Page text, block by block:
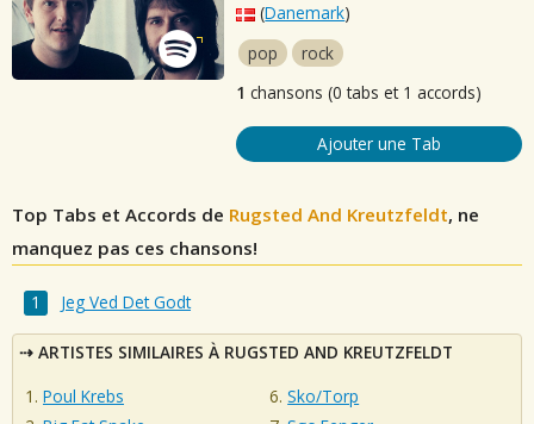
(Danemark)
pop
rock
1 chansons (0 tabs et 1 accords)
Ajouter une Tab
Top Tabs et Accords de Rugsted And Kreutzfeldt, ne
manquez pas ces chansons!
Jeg Ved Det Godt
ARTISTES SIMILAIRES À RUGSTED AND KREUTZFELDT
Poul Krebs
Sko/Torp